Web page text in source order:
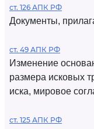
ст. 126 АПК РФ
Документы,
ст. 49 АПК РФ
Изменение
размера исковых
иска, мировое
ст. 125 АПК РФ